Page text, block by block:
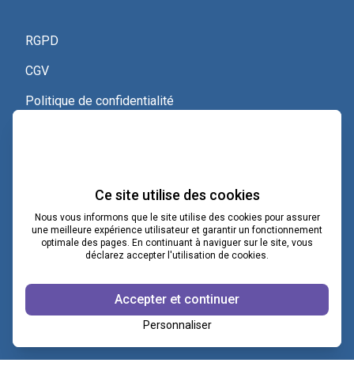
RGPD
CGV
Politique de confidentialité
Voir le certificat Qualiopi
contact@lacoopcnv.com
La page Linkedin de La Coop CNV
Notre chaîne Webikeo
Ce site utilise des cookies
Nous vous informons que le site utilise des cookies pour assurer
une meilleure expérience utilisateur et garantir un fonctionnement
optimale des pages. En continuant à naviguer sur le site, vous
déclarez accepter l'utilisation de cookies.
Accepter et continuer
Personnaliser